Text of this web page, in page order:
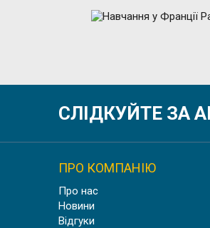
СЛІДКУЙТЕ ЗА
ПРО КОМПАНІЮ
Про нас
Новини
Відгуки